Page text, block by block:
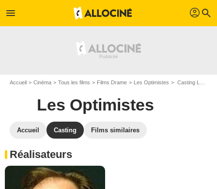
menu profil search
Accueil Cinéma Tous les films Films Drame Les Optimistes Casting Les Optimistes
Les Optimistes
Accueil Casting Films similaires
Réalisateurs